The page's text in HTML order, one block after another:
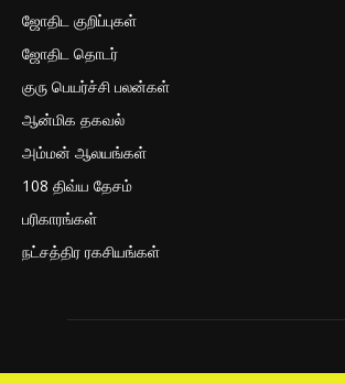
ஜோதிட குறிப்புகள்
ஜோதிட தொடர்
குரு பெயர்ச்சி பலன்கள்
ஆன்மிக தகவல்
அம்மன் ஆலயங்கள்
108 திவ்ய தேசம்
பரிகாரங்கள்
நட்சத்திர ரகசியங்கள்